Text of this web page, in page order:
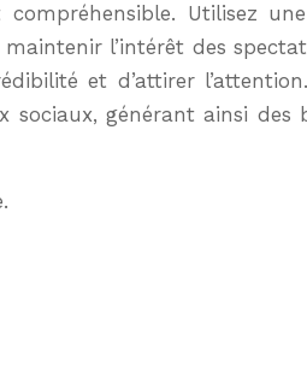
Utilisez
l’intérêt des
et d’attirer
sociaux, générant ainsi